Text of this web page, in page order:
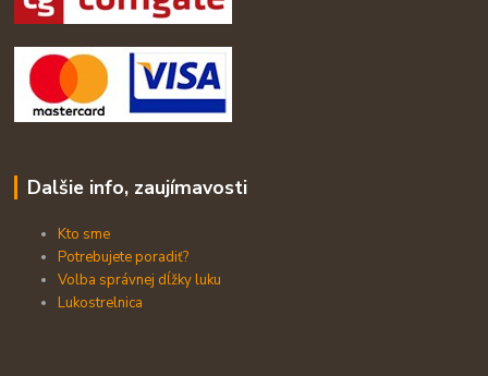
Dalšie info, zaujímavosti
Kto sme
Potrebujete poradiť?
Volba správnej dĺžky luku
Lukostrelnica